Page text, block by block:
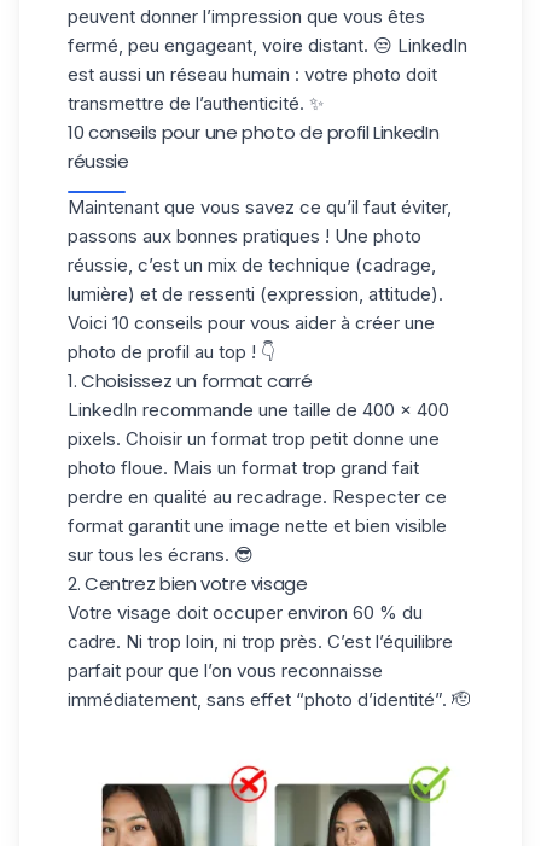
peuvent donner l’impression que vous êtes
fermé, peu engageant, voire distant. 😒 LinkedIn
est aussi un réseau humain : votre photo doit
transmettre de l’authenticité. ✨
10 conseils pour une photo de profil LinkedIn
réussie
Maintenant que vous savez ce qu’il faut éviter,
passons aux bonnes pratiques ! Une photo
réussie, c’est un mix de technique (cadrage,
lumière) et de ressenti (expression, attitude).
Voici 10 conseils pour vous aider à créer une
photo de profil au top ! 👇
1. Choisissez un format carré
LinkedIn recommande une taille de 400 x 400
pixels. Choisir un format trop petit donne une
photo floue. Mais un format trop grand fait
perdre en qualité au recadrage. Respecter ce
format garantit une image nette et bien visible
sur tous les écrans. 😎
2. Centrez bien votre visage
Votre visage doit occuper environ 60 % du
cadre. Ni trop loin, ni trop près. C’est l’équilibre
parfait pour que l’on vous reconnaisse
immédiatement, sans effet “photo d’identité”. 🫡